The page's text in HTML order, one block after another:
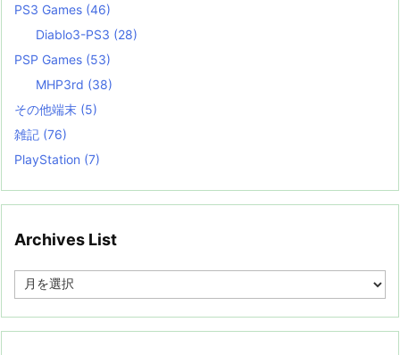
PS3 Games (46)
Diablo3-PS3 (28)
PSP Games (53)
MHP3rd (38)
その他端末 (5)
雑記 (76)
PlayStation (7)
Archives List